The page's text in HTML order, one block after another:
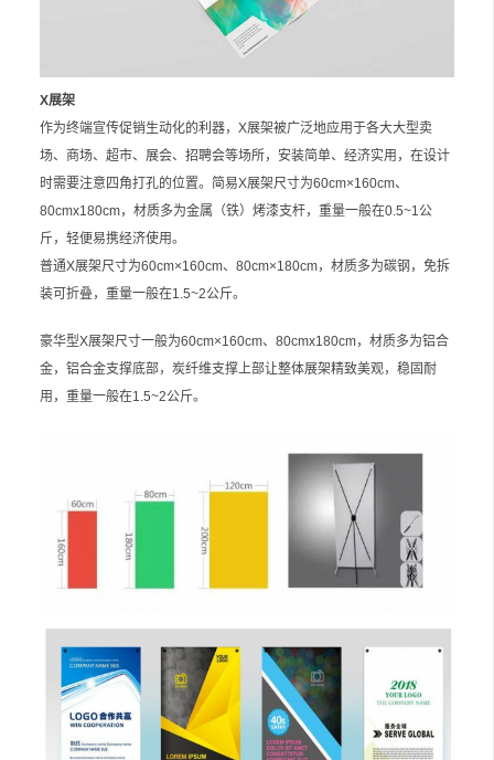
X展架
作为终端宣传促销生动化的利器，X展架被广泛地应用于各大大型卖
场、商场、超市、展会、招聘会等场所，安装简单、经济实用，在设计
时需要注意四角打孔的位置。简易X展架尺寸为60cm×160cm、
80cmx180cm，材质多为金属（铁）烤漆支杆，重量一般在0.5~1公
斤，轻便易携经济使用。
普通X展架尺寸为60cm×160cm、80cm×180cm，材质多为碳钢，免拆
装可折叠，重量一般在1.5~2公斤。
豪华型X展架尺寸一般为60cm×160cm、80cmx180cm，材质多为铝合
金，铝合金支撑底部，炭纤维支撑上部让整体展架精致美观，稳固耐
用，重量一般在1.5~2公斤。